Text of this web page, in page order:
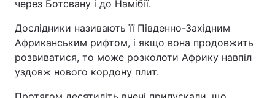
через Ботсвану і до Намібії.
Дослідники називають її Південно-Західним
Африканським рифтом, і якщо вона продовжить
розвиватися, то може розколоти Африку навпіл
уздовж нового кордону плит.